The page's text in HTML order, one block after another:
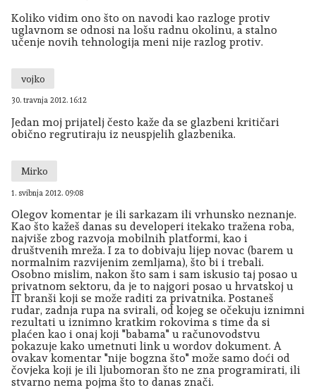
Koliko vidim ono što on navodi kao razloge protiv
uglavnom se odnosi na lošu radnu okolinu, a stalno
učenje novih tehnologija meni nije razlog protiv.
vojko
30. travnja 2012. 16:12
Jedan moj prijatelj često kaže da se glazbeni kritičari
obično regrutiraju iz neuspjelih glazbenika.
Mirko
1. svibnja 2012. 09:08
Olegov komentar je ili sarkazam ili vrhunsko neznanje.
Kao što kažeš danas su developeri itekako tražena roba,
najviše zbog razvoja mobilnih platformi, kao i
društvenih mreža. I za to dobivaju lijep novac (barem u
normalnim razvijenim zemljama), što bi i trebali.
Osobno mislim, nakon što sam i sam iskusio taj posao u
privatnom sektoru, da je to najgori posao u hrvatskoj u
IT branši koji se može raditi za privatnika. Postaneš
rudar, zadnja rupa na svirali, od kojeg se očekuju iznimni
rezultati u iznimno kratkim rokovima s time da si
plaćen kao i onaj koji "babama" u računovodstvu
pokazuje kako umetnuti link u wordov dokument. A
ovakav komentar "nije bogzna što" može samo doći od
čovjeka koji je ili ljubomoran što ne zna programirati, ili
stvarno nema pojma što to danas znači.